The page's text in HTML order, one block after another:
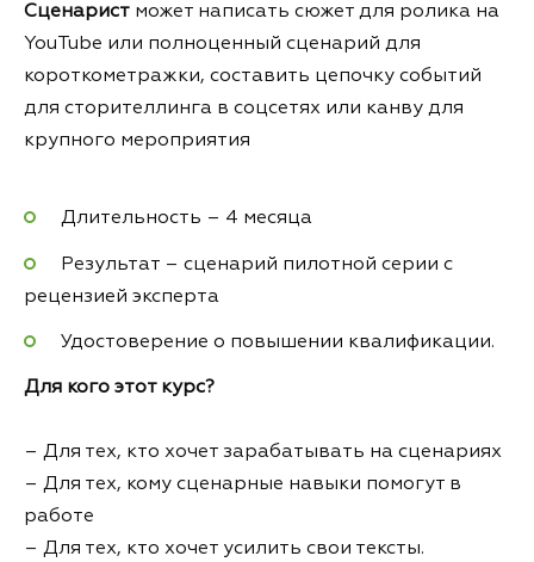
Сценарист может написать сюжет для ролика на
YouTube или полноценный сценарий для
короткометражки, составить цепочку событий
для сторителлинга в соцсетях или канву для
крупного мероприятия
Длительность – 4 месяца
Результат – сценарий пилотной серии с
рецензией эксперта
Удостоверение о повышении квалификации.
Для кого этот курс?
– Для тех, кто хочет зарабатывать на сценариях
– Для тех, кому сценарные навыки помогут в
работе
– Для тех, кто хочет усилить свои тексты.